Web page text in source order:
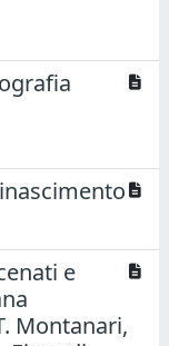
e
Montanari,